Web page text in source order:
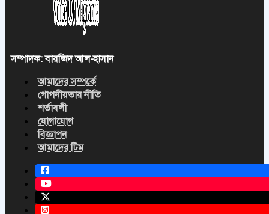
সম্পাদক: বায়জিদ আল-হাসান
আমাদের সম্পর্কে
গোপনীয়তার নীতি
শর্তাবলী
যোগাযোগ
বিজ্ঞাপন
আমাদের টিম